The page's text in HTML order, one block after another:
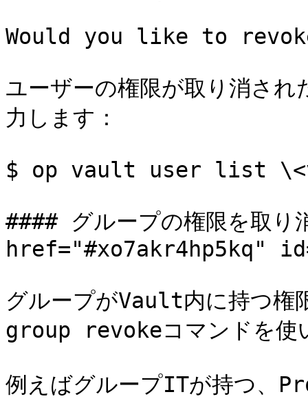
Would you like to
ユーザーの権限が取り消さ
力します：
$ op vault user list
#### グループの権限を取り
href="#xo7akr4hp5kq"
グループがVault内に持つ
group revokeコマンドを使
例えばグループITが持つ、